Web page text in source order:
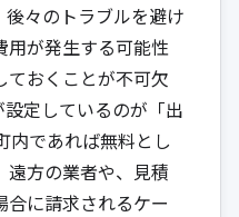
々のトラブルを避け
用が発生する可能性
ておくことが不可欠
定しているのが「出
内であれば無料とし
遠方の業者や、見積
に請求されるケー